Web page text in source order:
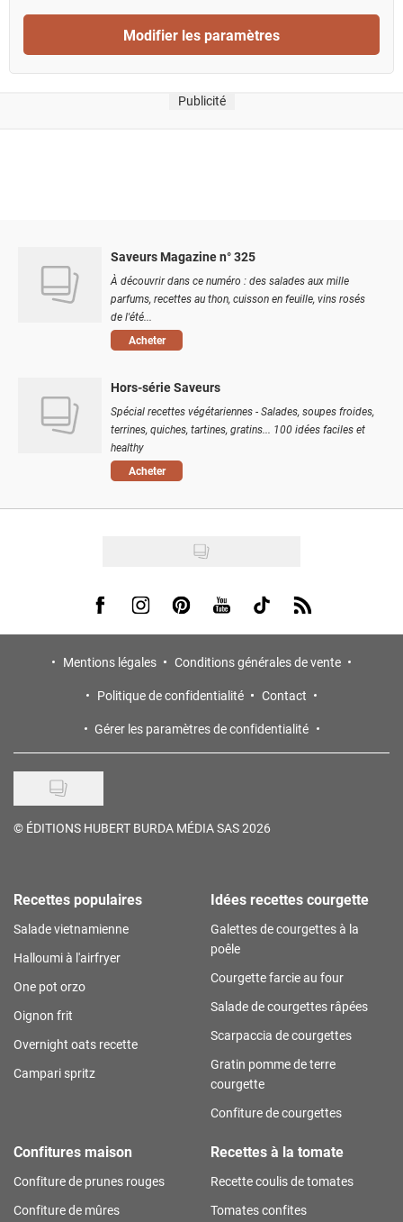
Modifier les paramètres
Publicité
Saveurs Magazine n° 325
À découvrir dans ce numéro : des salades aux mille
parfums, recettes au thon, cuisson en feuille, vins rosés
de l'été...
Acheter
Hors-série Saveurs
Spécial recettes végétariennes - Salades, soupes froides,
terrines, quiches, tartines, gratins... 100 idées faciles et
healthy
Acheter
Visit us on Facebook
Visit us on Instagram
Visit us on Pinterest
Visit us on Youtube
Visit us on Tiktok
Visit us on Rss
Mentions légales
Conditions générales de vente
Politique de confidentialité
Contact
Gérer les paramètres de confidentialité
© ÉDITIONS HUBERT BURDA MÉDIA SAS 2026
Recettes populaires
Salade vietnamienne
Halloumi à l'airfryer
One pot orzo
Oignon frit
Overnight oats recette
Campari spritz
Idées recettes courgette
Galettes de courgettes à la
poêle
Courgette farcie au four
Salade de courgettes râpées
Scarpaccia de courgettes
Gratin pomme de terre
courgette
Confiture de courgettes
Confitures maison
Confiture de prunes rouges
Confiture de mûres
Recettes à la tomate
Recette coulis de tomates
Tomates confites